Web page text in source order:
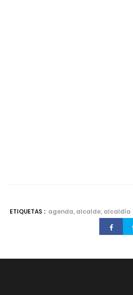
ETIQUETAS : agenda, alcalde, alcaldía